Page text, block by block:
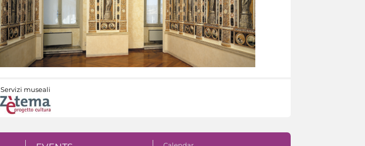
Servizi museali